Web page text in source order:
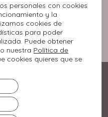
personales con cookies
y la
cookies de
para poder
Puede obtener
nuestra Política de
cookies quieres que se